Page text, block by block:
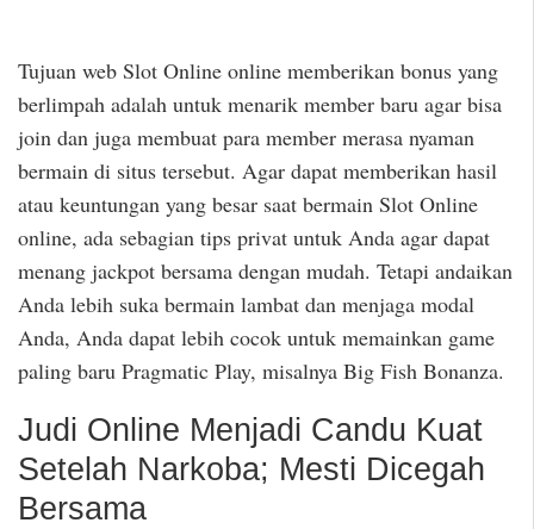
Tujuan web Slot Online online memberikan bonus yang
berlimpah adalah untuk menarik member baru agar bisa
join dan juga membuat para member merasa nyaman
bermain di situs tersebut. Agar dapat memberikan hasil
atau keuntungan yang besar saat bermain Slot Online
online, ada sebagian tips privat untuk Anda agar dapat
menang jackpot bersama dengan mudah. Tetapi andaikan
Anda lebih suka bermain lambat dan menjaga modal
Anda, Anda dapat lebih cocok untuk memainkan game
paling baru Pragmatic Play, misalnya Big Fish Bonanza.
Judi Online Menjadi Candu Kuat
Setelah Narkoba; Mesti Dicegah
Bersama